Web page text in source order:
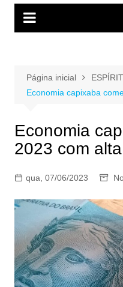
Página inicial
Economia capixaba
Economia
2023 com
qua, 07/06/2023